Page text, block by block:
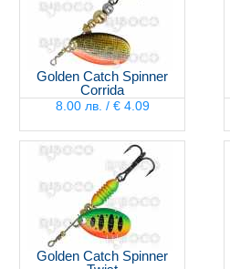
Golden Catch Spinner
Corrida
8.00 лв. / € 4.09
Golden Catch Spinner